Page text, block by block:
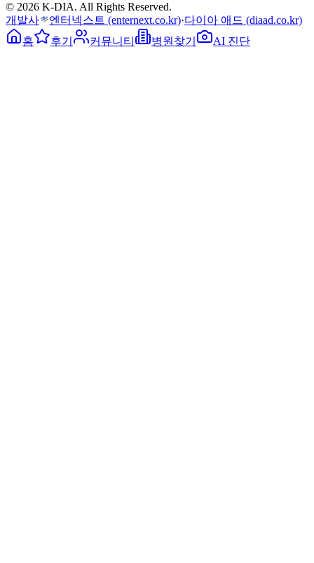
© 2026 K-DIA. All Rights Reserved.
개발사
엔터넥스트 (enternext.co.kr)·다이아 애드 (diaad.co.kr)
홈
후기 커뮤니티 병원찾기 AI 진단